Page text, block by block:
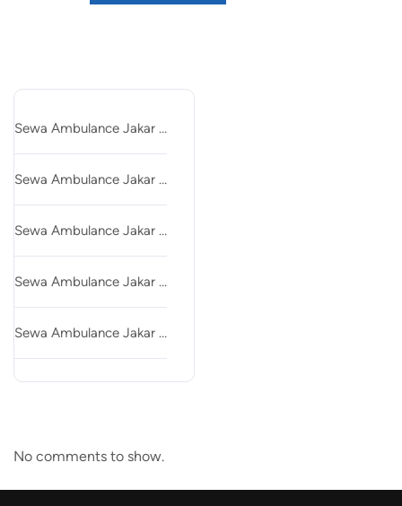
Sewa Ambulance Jakar …
Sewa Ambulance Jakar …
Sewa Ambulance Jakar …
Sewa Ambulance Jakar …
Sewa Ambulance Jakar …
No comments to show.